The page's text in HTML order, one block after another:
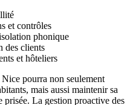
et contrôles
phonique
des clients
et hôteliers
pourra non seulement
mais aussi maintenir sa
La gestion proactive des